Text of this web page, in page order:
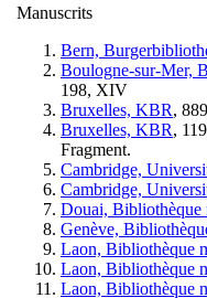
Manuscrits
Bern,
Boulogne-sur-Mer,
198, XIV
Bruxelles, KBR,
Bruxelles, KBR,
Fragment.
Cambridge,
Cambridge,
Douai, Bibliothèque
Genève,
Laon, Bibliothèque
Laon, Bibliothèque
Laon, Bibliothèque